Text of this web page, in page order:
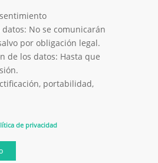
No se comunicarán
por obligación legal.
de los datos: Hasta que
portabilidad,
de privacidad